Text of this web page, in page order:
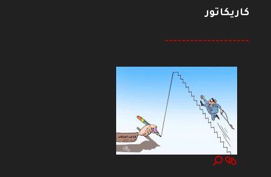
كاريكاتور
--------------------